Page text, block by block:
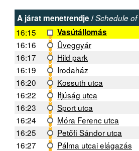
A járat menetrendje /Schedule of
16:15
Vasútállomás
16:16
Üveggyár
16:17
Hild park
16:19
Irodaház
16:20
Kossuth utca
16:22
Ifjúság utca
16:23
Sport utca
16:24
Móra Ferenc utca
16:25
Petőfi Sándor utca
16:27
Pálma utcai elágazás